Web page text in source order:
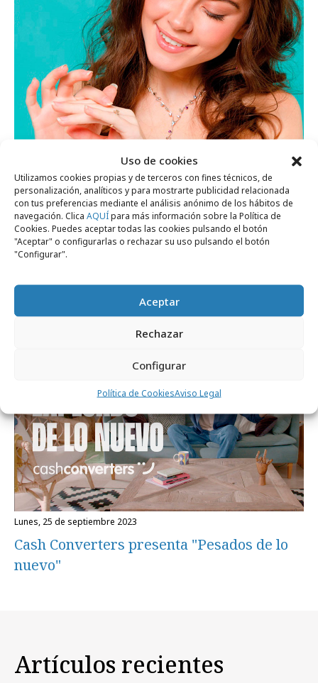
Uso de cookies
Utilizamos cookies propias y de terceros con fines técnicos, de
personalización, analíticos y para mostrarte publicidad relacionada
con tus preferencias mediante el análisis anónimo de los hábitos de
navegación. Clica AQUÍpara más información sobre la Política de
Cookies. Puedes aceptar todas las cookies pulsando el botón
"Aceptar" o configurarlas o rechazar su uso pulsando el botón
"Configurar".
Aceptar
Rechazar
Configurar
Política de CookiesAviso Legal
lunes, 6 de mayo 2024
El pasado de los productos de segunda
Campañas
lunes, 25 de septiembre 2023
Cash Converters presenta "Pesados de lo
nuevo"
Artículos recientes